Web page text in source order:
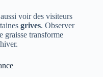
voir des visiteurs
grives. Observer
graisse transforme